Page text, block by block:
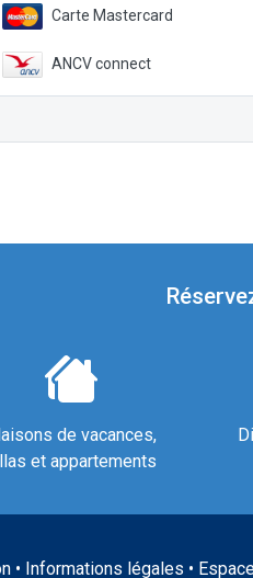
Carte Mastercard
ANCV connect
de vacances,
et appartements
• Informations légales •